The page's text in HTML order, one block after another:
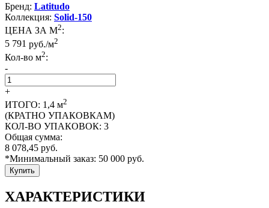
Бренд: Latitudo
Коллекция: Solid-150
ЦЕНА ЗА М2:
5 791 руб./м2
Кол-во м2:
-
+
ИТОГО: 1,4 м2
(КРАТНО УПАКОВКАМ)
КОЛ-ВО УПАКОВОК: 3
Общая сумма:
8 078,45 руб.
*Минимальный заказ: 50 000 руб.
Купить
ХАРАКТЕРИСТИКИ